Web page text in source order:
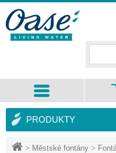
> Městské fontány >
PRODUKTY